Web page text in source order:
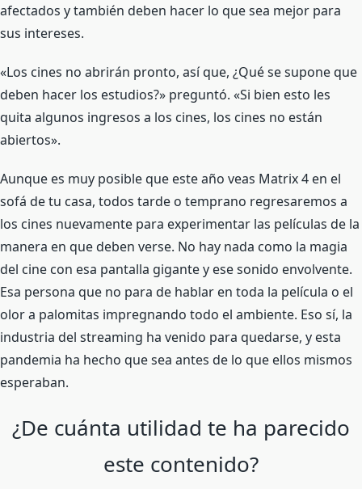
afectados y también deben hacer lo que sea mejor para
sus intereses.
«Los cines no abrirán pronto, así que, ¿Qué se supone que
deben hacer los estudios?» preguntó. «Si bien esto les
quita algunos ingresos a los cines, los cines no están
abiertos».
Aunque es muy posible que este año veas Matrix 4 en el
sofá de tu casa, todos tarde o temprano regresaremos a
los cines nuevamente para experimentar las películas de la
manera en que deben verse. No hay nada como la magia
del cine con esa pantalla gigante y ese sonido envolvente.
Esa persona que no para de hablar en toda la película o el
olor a palomitas impregnando todo el ambiente. Eso sí, la
industria del streaming ha venido para quedarse, y esta
pandemia ha hecho que sea antes de lo que ellos mismos
esperaban.
¿De cuánta utilidad te ha parecido
este contenido?